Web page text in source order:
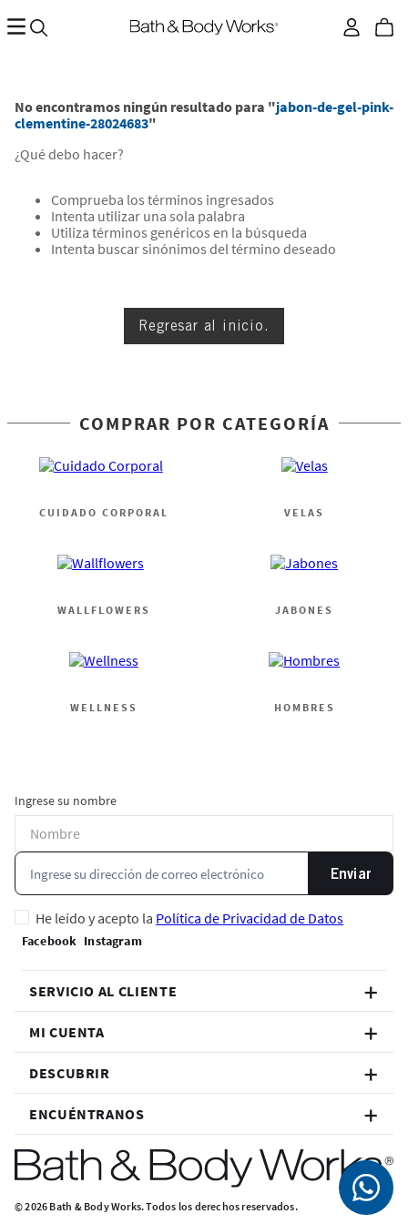
No encontramos ningún resultado para "jabon-de-gel-pink-
clementine-28024683"
¿Qué debo hacer?
Comprueba los términos ingresados
Intenta utilizar una sola palabra
Utiliza términos genéricos en la búsqueda
Intenta buscar sinónimos del término deseado
Regresar al inicio.
COMPRAR POR CATEGORÍA
CUIDADO CORPORAL VELAS
WALLFLOWERS JABONES
WELLNESS HOMBRES
Ingrese su nombre
Enviar
He leído y acepto la Política de Privacidad de Datos
SERVICIO AL CLIENTE
MI CUENTA
DESCUBRIR
ENCUÉNTRANOS
© 2026 Bath & Body Works. Todos los derechos reservados.